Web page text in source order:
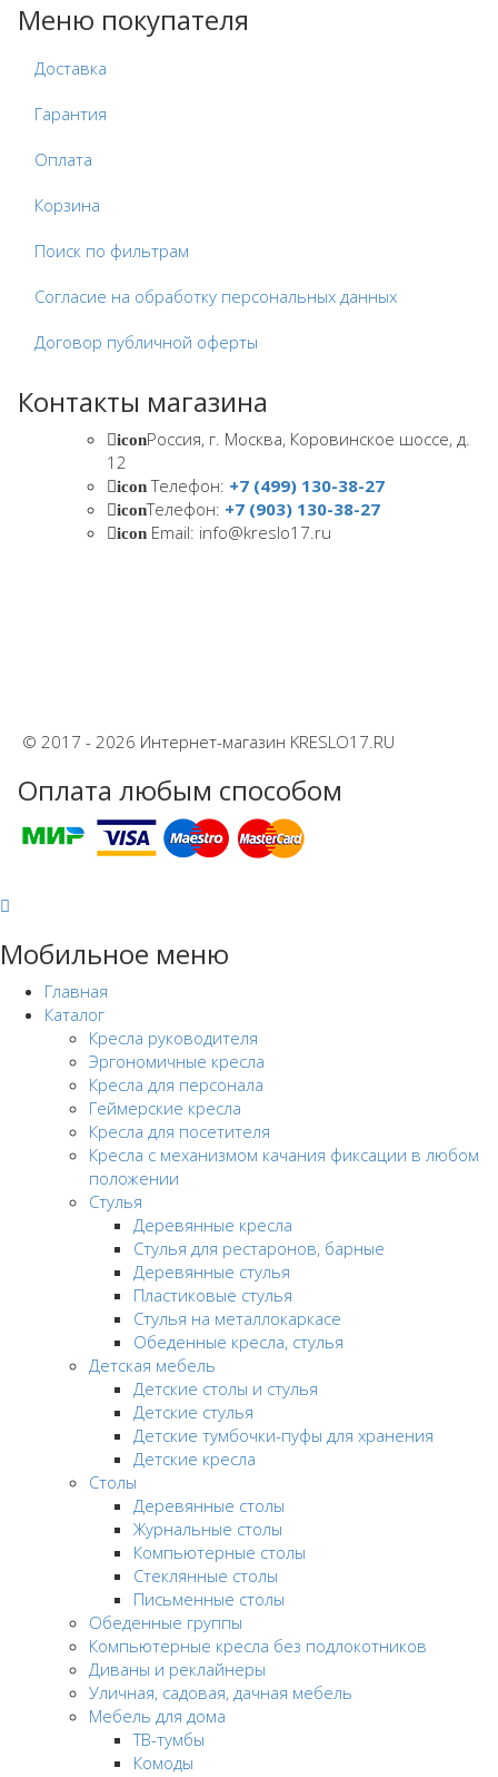
Меню покупателя
Доставка
Гарантия
Оплата
Корзина
Поиск по фильтрам
Согласие на обработку персональных данных
Договор публичной оферты
Контакты магазина
iconРоссия, г. Москва, Коровинское шоссе, д.
12
iconТелефон: +7 (499) 130-38-27
iconТелефон: +7 (903) 130-38-27
icon Email: info@kreslo17.ru
© 2017 - 2026 Интернет-магазин KRESLO17.RU
Оплата любым способом
Мобильное меню
Главная
Каталог
Кресла руководителя
Эргономичные кресла
Кресла для персонала
Геймерские кресла
Кресла для посетителя
Кресла с механизмом качания фиксации в любом
положении
Стулья
Деревянные кресла
Стулья для рестаронов, барные
Деревянные стулья
Пластиковые стулья
Стулья на металлокаркасе
Обеденные кресла, стулья
Детская мебель
Детские столы и стулья
Детские стулья
Детские тумбочки-пуфы для хранения
Детские кресла
Столы
Деревянные столы
Журнальные столы
Компьютерные столы
Стеклянные столы
Письменные столы
Обеденные группы
Компьютерные кресла без подлокотников
Диваны и реклайнеры
Уличная, садовая, дачная мебель
Мебель для дома
ТВ-тумбы
Комоды